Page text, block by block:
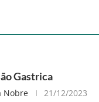
Gastrica
Nobre 21/12/2023